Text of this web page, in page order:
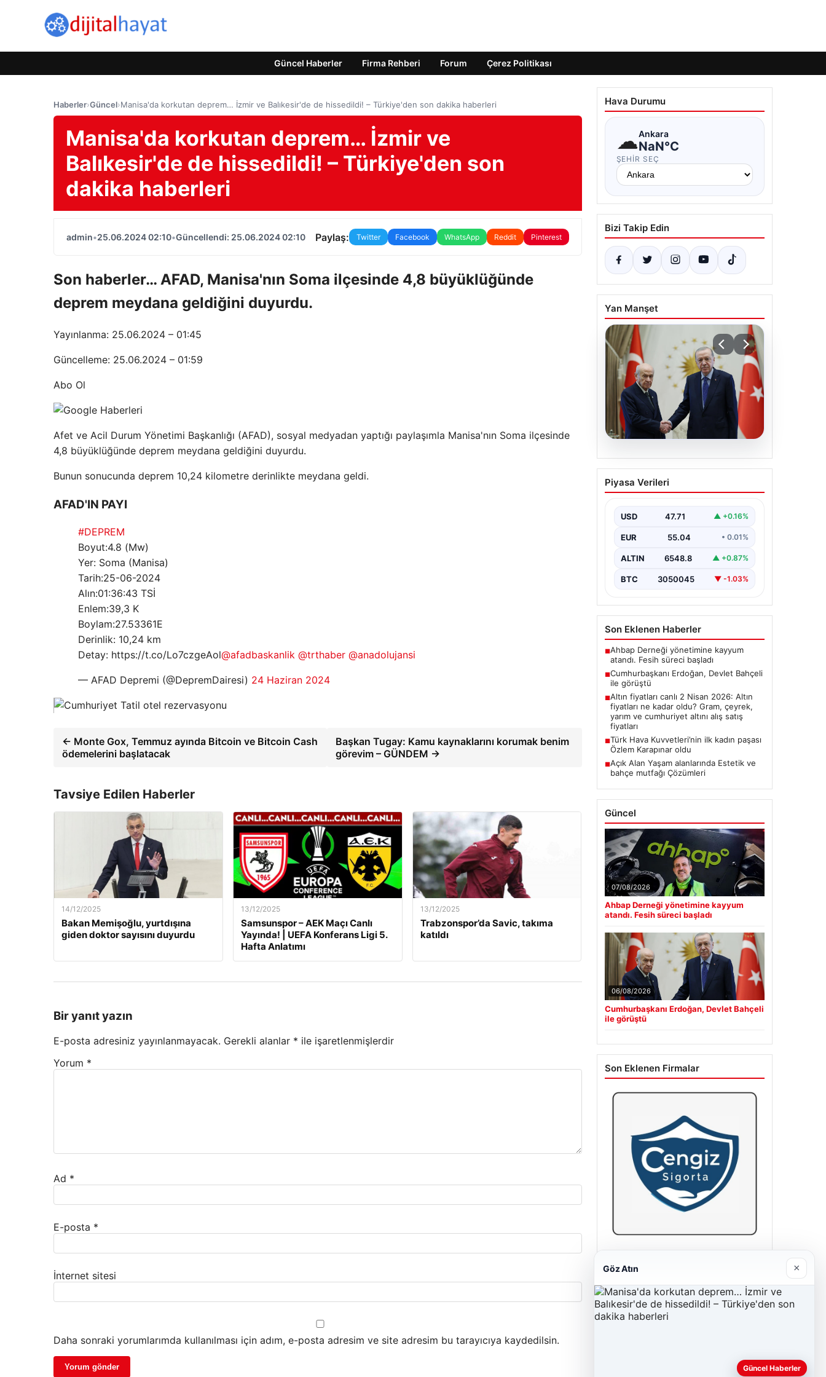
Güncel Haberler Firma Rehberi Forum Çerez Politikası
Haberler›Güncel›Manisa'da korkutan deprem… İzmir ve Balıkesir'de de hissedildi! – Türkiye'den son dakika haberleri
Manisa'da korkutan deprem… İzmir ve
Balıkesir'de de hissedildi! – Türkiye'den son
dakika haberleri
admin•25.06.2024 02:10•Güncellendi: 25.06.2024 02:10 Paylaş: Twitter Facebook WhatsApp Reddit Pinterest
Son haberler… AFAD, Manisa'nın Soma ilçesinde 4,8 büyüklüğünde
deprem meydana geldiğini duyurdu.
Yayınlanma: 25.06.2024 – 01:45
Güncelleme: 25.06.2024 – 01:59
Abo Ol
Afet ve Acil Durum Yönetimi Başkanlığı (AFAD), sosyal medyadan yaptığı paylaşımla Manisa'nın Soma ilçesinde
4,8 büyüklüğünde deprem meydana geldiğini duyurdu.
Bunun sonucunda deprem 10,24 kilometre derinlikte meydana geldi.
AFAD'IN PAYI
#DEPREM
Boyut:4.8 (Mw)
Yer: Soma (Manisa)
Tarih:25-06-2024
Alın:01:36:43 TSİ
Enlem:39,3 K
Boylam:27.53361E
Derinlik: 10,24 km
Detay: https://t.co/Lo7czgeAol@afadbaskanlik @trthaber @anadolujansi
— AFAD Depremi (@DepremDairesi) 24 Haziran 2024
← Monte Gox, Temmuz ayında Bitcoin ve Bitcoin Cash
ödemelerini başlatacak
Başkan Tugay: Kamu kaynaklarını korumak benim
görevim – GÜNDEM →
Tavsiye Edilen Haberler
14/12/2025
Bakan Memişoğlu, yurtdışına
giden doktor sayısını duyurdu
13/12/2025
Samsunspor – AEK Maçı Canlı
Yayında! | UEFA Konferans Ligi 5.
Hafta Anlatımı
13/12/2025
Trabzonspor’da Savic, takıma
katıldı
Bir yanıt yazın
E-posta adresiniz yayınlanmayacak. Gerekli alanlar * ile işaretlenmişlerdir
Yorum *
Ad *
E-posta *
İnternet sitesi
Daha sonraki yorumlarımda kullanılması için adım, e-posta adresim ve site adresim bu tarayıcıya kaydedilsin.
Hava Durumu
☁Ankara
NaN°C
ŞEHIR SEÇ
Bizi Takip Edin
Yan Manşet
Cumhurbaşkanı
Erdoğan, Devlet Bahçeli
Piyasa Verileri
USD 47.71 ▲ +0.16%
EUR 55.04 • 0.01%
ALTIN 6548.8 ▲ +0.87%
BTC 3050045 ▼ -1.03%
Son Eklenen Haberler
■Ahbap Derneği yönetimine kayyum
atandı. Fesih süreci başladı
■Cumhurbaşkanı Erdoğan, Devlet Bahçeli
ile görüştü
■Altın fiyatları canlı 2 Nisan 2026: Altın
fiyatları ne kadar oldu? Gram, çeyrek,
yarım ve cumhuriyet altını alış satış
fiyatları
■Türk Hava Kuvvetleri’nin ilk kadın paşası
Özlem Karapınar oldu
■Açık Alan Yaşam alanlarında Estetik ve
bahçe mutfağı Çözümleri
Güncel
07/08/2026
Ahbap Derneği yönetimine kayyum
atandı. Fesih süreci başladı
06/08/2026
Cumhurbaşkanı Erdoğan, Devlet Bahçeli
ile görüştü
Son Eklenen Firmalar
23/06/2026
Göz Atın ×
Güncel Haberler